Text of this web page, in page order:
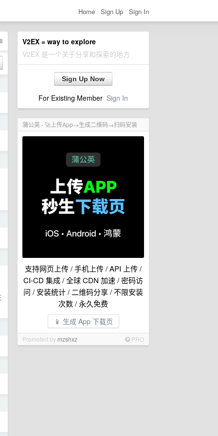
Home Sign Up Sign In
V2EX = way to explore
V2EX 是一个关于分享和探索的地方
Sign Up Now
For Existing Member Sign In
蒲公英 - 🚀上传App→生成二维码→扫码安装
支持网页上传 / 手机上传 / API 上传 /
CI-CD 集成 / 全球 CDN 加速 / 密码访
问 / 安装统计 / 二维码分享 / 不限安装
次数 / 永久免费
📱 生成 App 下载页
Promoted by mzshxz PRO